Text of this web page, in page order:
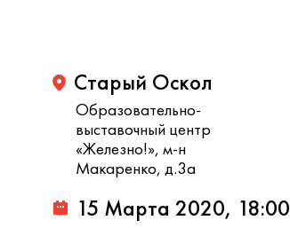
Старый Оскол
Образовательно-
выставочный центр
«Железно!», м-н
Макаренко, д.3а
15 Марта 2020, 18:00